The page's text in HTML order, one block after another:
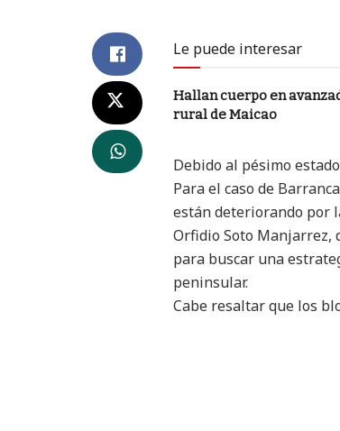
Le puede interesar
Hallan cuerpo en
rural de Maicao
Debido al pésimo
Para el caso de
están deteriorando por
Orfidio Soto Manjarrez,
para buscar una
peninsular.
Cabe resaltar que los